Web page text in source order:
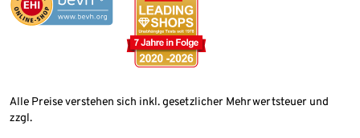
Alle Preise verstehen sich inkl. gesetzlicher Mehrwertsteuer und
zzgl.